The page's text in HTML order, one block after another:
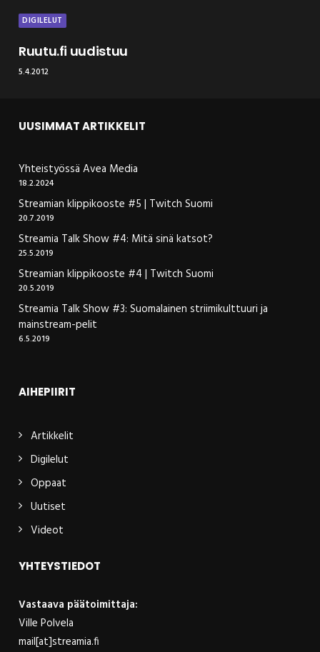
DIGILELUT
Ruutu.fi uudistuu
5.4.2012
UUSIMMAT ARTIKKELIT
Yhteistyössä Avea Media
18.2.2024
Streamian klippikooste #5 | Twitch Suomi
20.7.2019
Streamia Talk Show #4: Mitä sinä katsot?
25.5.2019
Streamian klippikooste #4 | Twitch Suomi
20.5.2019
Streamia Talk Show #3: Suomalainen striimikulttuuri ja
mainstream-pelit
6.5.2019
AIHEPIIRIT
Artikkelit
Digilelut
Oppaat
Uutiset
Videot
YHTEYSTIEDOT
Vastaava päätoimittaja:
Ville Polvela
mail[at]streamia.fi